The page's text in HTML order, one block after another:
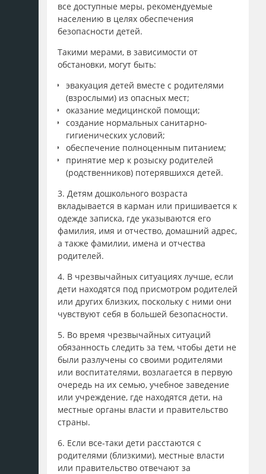
все доступные меры, рекомендуемые
населению в целях обеспечения
безопасности детей.
Такими мерами, в зависимости от
обстановки, могут быть:
эвакуация детей вместе с родителями
(взрослыми) из опасных мест;
оказание медицинской помощи;
создание нормальных санитарно-
гигиенических условий;
обеспечение полноценным питанием;
принятие мер к розыску родителей
(родственников) потерявшихся детей.
3. Детям дошкольного возраста
вкладывается в карман или пришивается к
одежде записка, где указываются его
фамилия, имя и отчество, домашний адрес,
а также фамилии, имена и отчества
родителей.
4. В чрезвычайных ситуациях лучше, если
дети находятся под присмотром родителей
или других близких, поскольку с ними они
чувствуют себя в большей безопасности.
5. Во время чрезвычайных ситуаций
обязанность следить за тем, чтобы дети не
были разлучены со своими родителями
или воспитателями, возлагается в первую
очередь на их семью, учебное заведение
или учреждение, где находятся дети, на
местные органы власти и правительство
страны.
6. Если все-таки дети расстаются с
родителями (близкими), местные власти
или правительство отвечают за